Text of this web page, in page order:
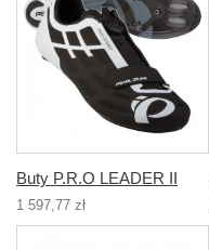
Buty P.R.O LEADER II
1 597,77 zł